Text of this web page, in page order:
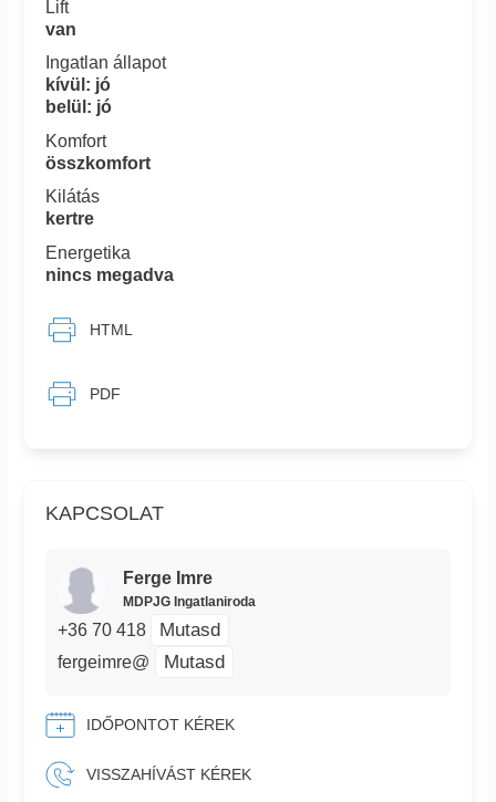
KAPCSOLAT
Ferge Imre
MDPJG Ingatlaniroda
+36 70 418 Mutasd
fergeimre@ Mutasd
IDŐPONTOT KÉREK
VISSZAHÍVÁST KÉREK
Lift
van
Ingatlan állapot
kívül: jó
belül: jó
Komfort
összkomfort
Kilátás
kertre
Energetika
nincs megadva
HTML
PDF